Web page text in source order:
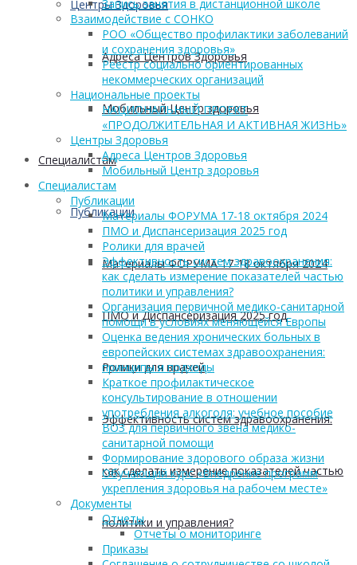
Центры Здоровья
Адреса Центров Здоровья
Мобильный Центр здоровья
Cпециалистам
Публикации
Материалы ФОРУМА 17-18 октября 2024
ПМО и Диспансеризация 2025 год
Ролики для врачей
Эффективность систем здравоохранения:
как сделать измерение показателей частью
политики и управления?
Запись занятия в дистанционной школе
Взаимодействие с СОНКО
РОО «Общество профилактики заболеваний
и сохранения здоровья»
Реестр социально ориентированных
некоммерческих организаций
Национальные проекты
НАЦИОНАЛЬНЫЙ ПРОЕКТ
«ПРОДОЛЖИТЕЛЬНАЯ И АКТИВНАЯ ЖИЗНЬ»
Центры Здоровья
Адреса Центров Здоровья
Мобильный Центр здоровья
Cпециалистам
Публикации
Материалы ФОРУМА 17-18 октября 2024
ПМО и Диспансеризация 2025 год
Ролики для врачей
Эффективность систем здравоохранения:
как сделать измерение показателей частью
политики и управления?
Организация первичной медико-санитарной
помощи в условиях меняющейся Европы
Оценка ведения хронических больных в
европейских системах здравоохранения:
принципы и подходы
Краткое профилактическое
консультирование в отношении
употребления алкоголя: учебное пособие
ВОЗ для первичного звена медико-
санитарной помощи
Формирование здорового образа жизни
Обучающий курс «Внедрение программ
укрепления здоровья на рабочем месте»
Документы
Отчеты
Отчеты о мониторинге
Приказы